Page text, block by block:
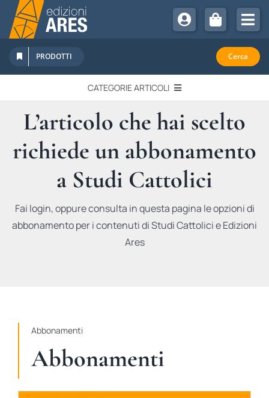
Salta
contenuto
Chi Siamo
Sostienici
Abbonamenti
Promozioni
Newsletter
PRODOTTI Cerca
CATEGORIE ARTICOLI
EDITORIALI
IN QUESTO NUMERO
RECENSIONI
L’articolo che hai scelto
richiede un abbonamento
a Studi Cattolici
Fai login, oppure consulta in questa pagina le opzioni di
abbonamento per i contenuti di Studi Cattolici e Edizioni
Ares
Abbonamenti
Abbonamenti